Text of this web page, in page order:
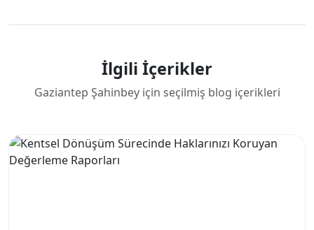
İlgili İçerikler
Gaziantep Şahinbey için seçilmiş blog içerikleri